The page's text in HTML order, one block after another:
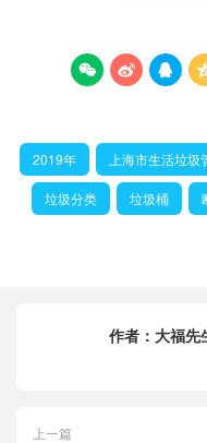
  
2019年 上海市生活垃圾
垃圾分类 垃圾桶
作者： 大福先
上一篇